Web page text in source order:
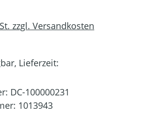
zzgl. Versandkosten
Lieferzeit:
DC-100000231
1013943